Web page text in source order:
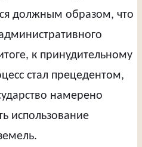
должным образом, что
к принудительному
стал прецедентом,
намерено
использование